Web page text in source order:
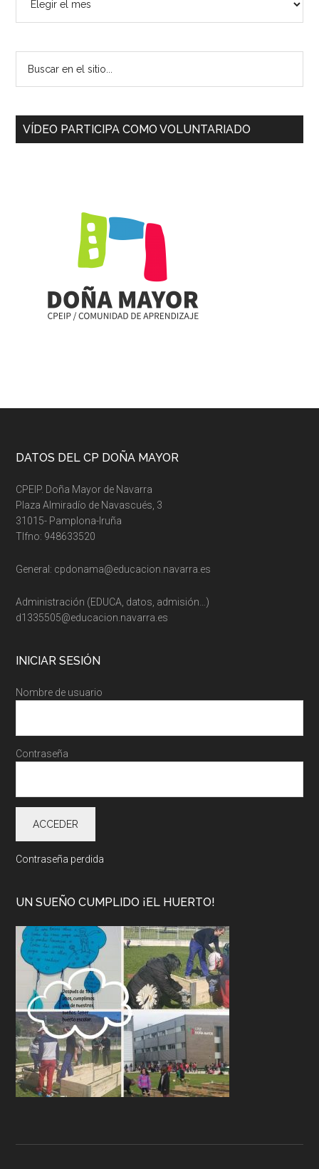
sitio...
VÍDEO PARTICIPA COMO VOLUNTARIADO
Footer
DATOS DEL CP DOÑA MAYOR
CPEIP. Doña Mayor de Navarra
Plaza Almiradío de Navascués, 3
31015- Pamplona-Iruña
Tlfno: 948633520
General: cpdonama@educacion.navarra.es
Administración (EDUCA, datos, admisión…)
d1335505@educacion.navarra.es
INICIAR SESIÓN
Nombre de usuario
Contraseña
Contraseña perdida
UN SUEÑO CUMPLIDO ¡EL HUERTO!